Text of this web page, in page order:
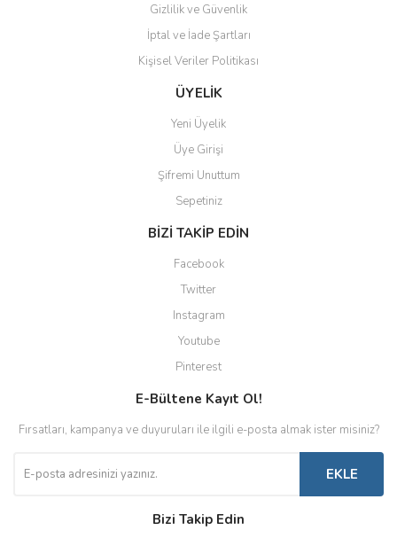
Gizlilik ve Güvenlik
İptal ve İade Şartları
Kişisel Veriler Politikası
ÜYELİK
Yeni Üyelik
Üye Girişi
Şifremi Unuttum
Sepetiniz
BİZİ TAKİP EDİN
Facebook
Twitter
Instagram
Youtube
Pinterest
E-Bültene Kayıt Ol!
Fırsatları, kampanya ve duyuruları ile ilgili e-posta almak ister misiniz?
EKLE
Bizi Takip Edin